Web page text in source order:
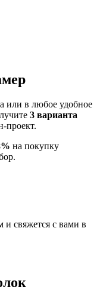
или в любое удобное
3 варианта
проект.
на покупку
свяжется с вами в